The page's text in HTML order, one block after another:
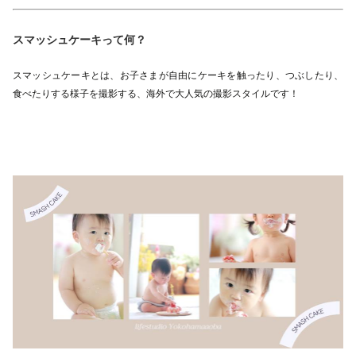
スマッシュケーキって何？
スマッシュケーキとは、お子さまが自由にケーキを触ったり、つぶしたり、
食べたりする様子を撮影する、海外で大人気の撮影スタイルです！